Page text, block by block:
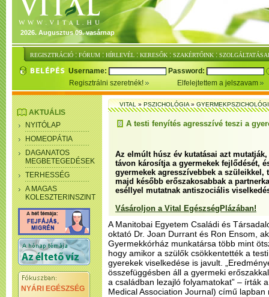
2026. Augusztus 09. vasárnap
REGISZTRÁCIÓ : FÓRUM : HÍRLEVÉL : KERESŐK : SZAKÉRTŐINK :
Username:
Password:
Regisztrálni szeretnék!
Elfelejtettem a jelszavam
AKTUÁLIS
NYITÓLAP
HOMEOPÁTIA
DAGANATOS
MEGBETEGEDÉSEK
TERHESSÉG
A MAGAS
KOLESZTERINSZINT
NYÁRI EGÉSZSÉG
VITAL»PSZICHOLÓGIA»
A testi fenyítés agresszívé teszi a
Az elmúlt húsz év kutatásai azt
távon károsítja a gyermekek fejlődését,
gyermekek agresszívebbek a szüleikkel,
majd később erőszakosabbak a
eséllyel mutatnak antiszociális
Vásároljon a Vital EgészségPlázában!
A Manitobai Egyetem Családi és
oktató Dr. Joan Durrant és Ron Ensom,
Gyermekkórház munkatársa több mint
hogy amikor a szülők csökkentették a
gyerekek viselkedése is javult.
összefüggésben áll a gyermeki
a családban lezajló folyamatokat” – írták
Medical Association Journal) című